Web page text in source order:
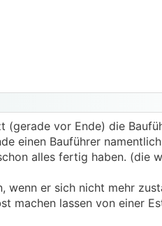
(gerade vor Ende) die
einen Bauführer
alles fertig haben. (die
wenn er sich nicht mehr
machen lassen von einer